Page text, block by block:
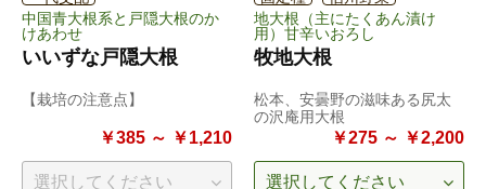
中国青大根系と戸隠大根のか
けあわせ
いいずな戸隠大根
【栽培の注意点】
￥385 ～ ￥1,210
地大根（主にたくあん漬け
用）甘辛いおろし
牧地大根
松本、安曇野の滋味ある尻太
の沢庵用大根
￥275 ～ ￥2,200